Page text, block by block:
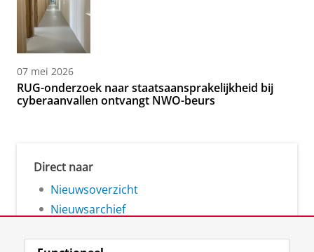
07 mei 2026
RUG-onderzoek naar staatsaansprakelijkheid bij
cyberaanvallen ontvangt NWO-beurs
Direct naar
Nieuwsoverzicht
Nieuwsarchief